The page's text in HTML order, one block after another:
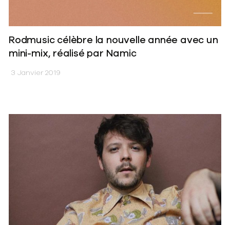
Rodmusic célèbre la nouvelle année avec un
mini-mix, réalisé par Namic
3 Janvier 2019